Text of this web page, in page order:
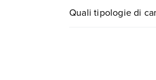
di ricerca e scegli
Quali tipologie di